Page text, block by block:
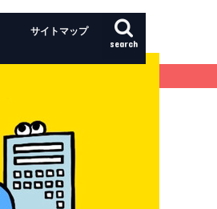
search
サイトマップ